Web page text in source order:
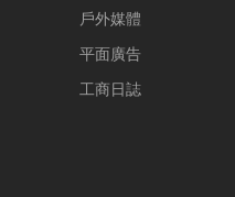
戶外媒體
平面廣告
工商日誌